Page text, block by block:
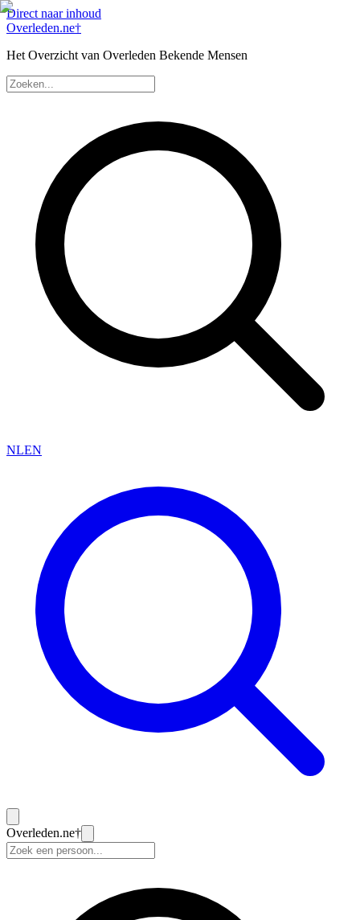
Direct naar inhoud
Overleden.ne†
Het Overzicht van Overleden Bekende Mensen
NLEN
Overleden.ne†